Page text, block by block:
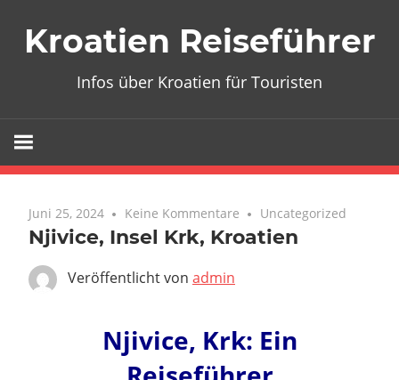
InhaltKroatien Reiseführer
Infos über Kroatien für Touristen
Juni 25, 2024 Keine Kommentare Uncategorized
Njivice, Insel Krk, Kroatien
Veröffentlicht von admin
Njivice, Krk: Ein